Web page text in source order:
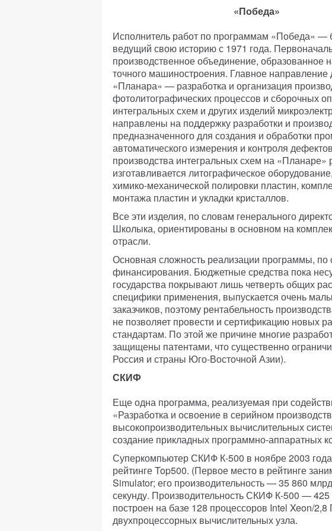
«Победа»
Исполнитель работ по программам «Победа» —
ведущий свою историю с 1971 года.
производственное объединение, образованное
точного машиностроения. Главное направление
«Планара» — разработка и организация
фотолитографических процессов и сборочных
интегральных схем и других изделий
направлены на поддержку разработки и
предназначенного для создания и обработки
автоматического измерения и контроля
производства интегральных схем на «Планаре»
изготавливается литографическое
химико-механической полировки пластин,
монтажа пластин и укладки кристаллов.
Все эти изделия, по словам генерального
Школыка, ориентированы в основном на
отрасли.
Основная сложность реализации программы,
финансирования. Бюджетные средства пока
государства покрывают лишь четверть общих
специфики применения, выпускается очень
заказчиков, поэтому рентабельность
не позволяет провести и сертификацию новых
стандартам. По этой же причине многие
защищены патентами, что существенно
Россия и страны Юго-Восточной Азии).
СКИФ
Еще одна программа, реализуемая при
«Разработка и освоение в серийном
высокопроизводительных вычислительных
создание прикладных программно-аппаратных
Суперкомпьютер СКИФ К-500 в ноябре 2003
рейтинге Top500. (Первое место в рейтинге
Simulator; его производительность — 35 860
секунду. Производительность СКИФ К-500 —
построен на базе 128 процессоров Intel Xeon/
двухпроцессорных вычислительных узла.